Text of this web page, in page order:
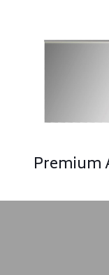
Premium